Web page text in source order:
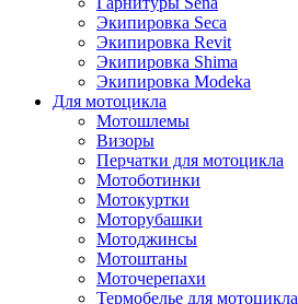
Экипировка Seca
Экипировка Revit
Экипировка Shima
Экипировка Modeka
Для мотоцикла
Мотошлемы
Визоры
Перчатки для мотоцикла
Мотоботинки
Мотокуртки
Моторубашки
Мотоджинсы
Мотоштаны
Моточерепахи
Термобелье для мотоцикла